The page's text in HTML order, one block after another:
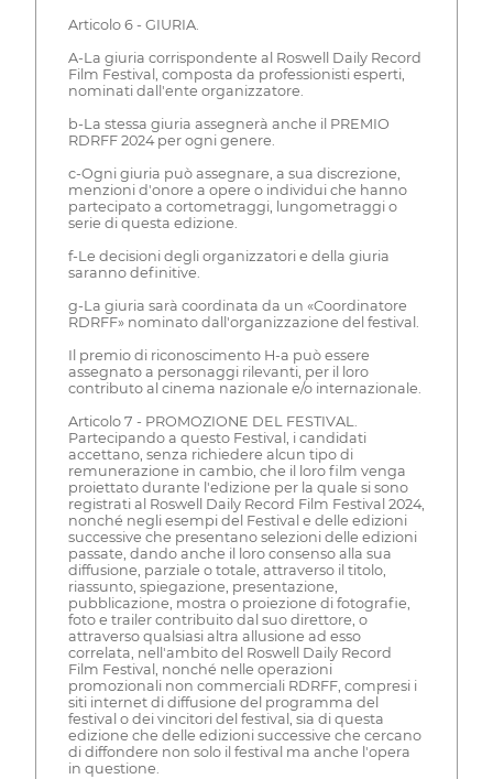
Articolo 6 - GIURIA.
A-La giuria corrispondente al Roswell Daily Record
Film Festival, composta da professionisti esperti,
nominati dall'ente organizzatore.
b-La stessa giuria assegnerà anche il PREMIO
RDRFF 2024 per ogni genere.
c-Ogni giuria può assegnare, a sua discrezione,
menzioni d'onore a opere o individui che hanno
partecipato a cortometraggi, lungometraggi o
serie di questa edizione.
f-Le decisioni degli organizzatori e della giuria
saranno definitive.
g-La giuria sarà coordinata da un «Coordinatore
RDRFF» nominato dall'organizzazione del festival.
Il premio di riconoscimento H-a può essere
assegnato a personaggi rilevanti, per il loro
contributo al cinema nazionale e/o internazionale.
Articolo 7 - PROMOZIONE DEL FESTIVAL.
Partecipando a questo Festival, i candidati
accettano, senza richiedere alcun tipo di
remunerazione in cambio, che il loro film venga
proiettato durante l'edizione per la quale si sono
registrati al Roswell Daily Record Film Festival 2024,
nonché negli esempi del Festival e delle edizioni
successive che presentano selezioni delle edizioni
passate, dando anche il loro consenso alla sua
diffusione, parziale o totale, attraverso il titolo,
riassunto, spiegazione, presentazione,
pubblicazione, mostra o proiezione di fotografie,
foto e trailer contribuito dal suo direttore, o
attraverso qualsiasi altra allusione ad esso
correlata, nell'ambito del Roswell Daily Record
Film Festival, nonché nelle operazioni
promozionali non commerciali RDRFF, compresi i
siti internet di diffusione del programma del
festival o dei vincitori del festival, sia di questa
edizione che delle edizioni successive che cercano
di diffondere non solo il festival ma anche l'opera
in questione.